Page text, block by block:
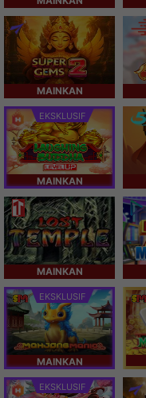
MAINKAN
EKSKLUSIF
MAINKAN
MAINKAN
EKSKLUSIF
MAINKAN
EKSKLUSIF